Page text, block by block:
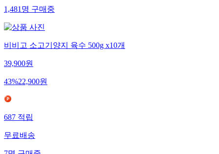
1,481 명 구매중
비비고 소고기양지 육수 500g x10개
39,900원
43%22,900원
687 적립
무료배송